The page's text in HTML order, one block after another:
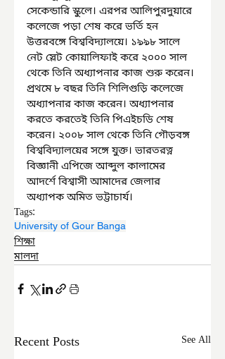
সেকেন্ডারি স্কুলে। এরপর আলিপুরদুয়ারে
কলেজে পড়া শেষ করে ভর্তি হন
উত্তরবঙ্গে বিশ্ববিদ্যালয়ে। ১৯৯৮ সালে
নেট স্লেট কোয়ালিফাই করে ২০০০ সাল
থেকে তিনি অধ্যাপনার কাজ শুরু করেন।
প্রথমে ৮ বছর তিনি শিলিগুড়ি কলেজে
অধ্যাপনার কাজ করেন। অধ্যাপনার
করতে করতেই তিনি পিএইচডি শেষ
করেন। ২০০৮ সাল থেকে তিনি গৌড়বঙ্গ
বিশ্ববিদ্যালয়ের সঙ্গে যুক্ত। ভারতরত্ন
বিজ্ঞানী এপিজে আব্দুল কালামের
আদর্শে বিশ্বাসী আমাদের জেলার
অধ্যাপক অমিত ভট্টাচার্য।
Tags:
University of Gour Banga
শিক্ষা
মালদা
Recent Posts See All